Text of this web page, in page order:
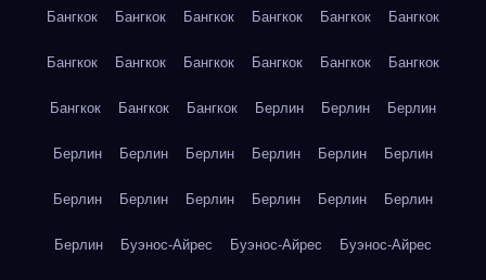
Бангкок Бангкок Бангкок Бангкок Бангкок Бангкок
Бангкок Бангкок Бангкок Бангкок Бангкок Бангкок
Бангкок Бангкок Бангкок Берлин Берлин Берлин
Берлин Берлин Берлин Берлин Берлин Берлин
Берлин Берлин Берлин Берлин Берлин Берлин
Берлин Буэнос-Айрес Буэнос-Айрес Буэнос-Айрес